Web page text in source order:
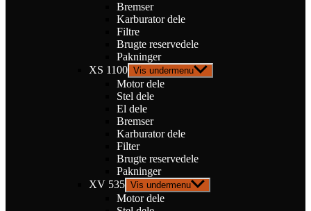
Bremser
Karburator dele
Filtre
Brugte reservedele
Pakninger
XS 1100 Vis undermenu
Motor dele
Stel dele
El dele
Bremser
Karburator dele
Filter
Brugte reservedele
Pakninger
XV 535 Vis undermenu
Motor dele